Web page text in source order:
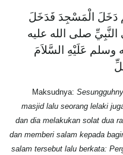
دَخَلَ الْمَسْجِدَ فَدَخَلَ
صلى الله عليه
وسلم عَلَيْهِ السَّلاَمَ
Maksudnya:
masjid lalu seorang lelaki
dan dia melakukan solat dua
dan memberi salam kepada
salam tersebut lalu berkata: